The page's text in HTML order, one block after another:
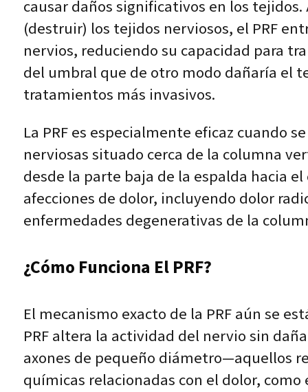
causar daños significativos en los
(destruir) los tejidos nerviosos, el PRF
nervios, reduciendo su capacidad para
del umbral que de otro modo dañaría el
tratamientos más invasivos.
La PRF es especialmente eficaz cuando
nerviosas situado cerca de la columna
desde la parte baja de la espalda hacia
afecciones de dolor, incluyendo dolor
enfermedades degenerativas de la
¿Cómo Funciona El PRF?
El mecanismo exacto de la PRF aún se
PRF altera la actividad del nervio sin
axones de pequeño diámetro—aquellos
químicas relacionadas con el dolor,